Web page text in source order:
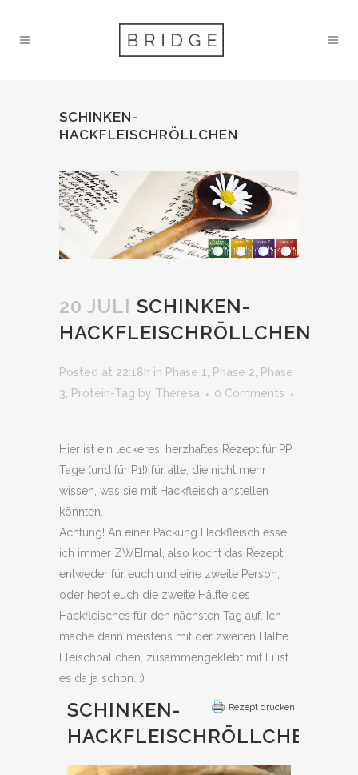
SCHINKEN-
HACKFLEISCHRÖLLCHEN
20 JULI SCHINKEN-
HACKFLEISCHRÖLLCHEN
Posted at 22:18h in Phase 1 Phase 2
Phase
3
Protein-Tag by Theresa 0 Comments
Hier ist ein leckeres, herzhaftes Rezept für PP
Tage (und für P1!) für alle, die nicht mehr
wissen, was sie mit Hackfleisch anstellen
könnten.
Achtung! An einer Packung Hackfleisch esse
ich immer ZWEImal, also kocht das Rezept
entweder für euch und eine zweite Person,
oder hebt euch die zweite Hälfte des
Hackfleisches für den nächsten Tag auf. Ich
mache dann meistens mit der zweiten Hälfte
Fleischbällchen, zusammengeklebt mit Ei ist
es da ja schon. :)
SCHINKEN-
HACKFLEISCHRÖLLCHEN
Rezept drucken